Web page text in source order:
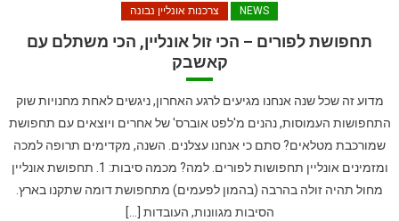
NEWS צרכנות אונליין נבונה
תחפושת לפורים – הכי זול אונליין, הכי משתלם עם
קאשבק
מדוע זה שכל שנה אנחנו מגיעים לרגע האחרון, ניגשים לאחת מחנויות שוק
התחפושות העמוסות, נהנים מ'לפט אוברס' של אחרים ויוצאים עם תחפושת
שמורכבת מטלאים? סתם כי אנחנו עצלנים. השנה, מקדימים תרופה למכה
ומזמינים אונליין תחפושות לפורים. למה? מכמה סיבות: 1. תחפושת אונליין
מחול תהיה זולה בהרבה (בהמון לפעמים) מתחפושת דומה שתקנו בארץ.
הסיבות מגוונות, העובדות […]